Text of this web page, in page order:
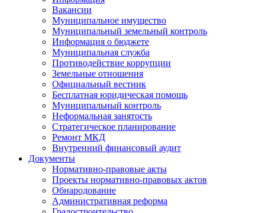
Вакансии
Муниципальное имущество
Муниципальный земельный контроль
Информация о бюджете
Муниципальная служба
Противодействие коррупции
Земельные отношения
Официальный вестник
Бесплатная юридическая помощь
Муниципальный контроль
Неформальная занятость
Стратегическое планирование
Ремонт МКД
Внутренний финансовый аудит
Документы
Нормативно-правовые акты
Проекты нормативно-правовых актов
Обнародование
Административная реформа